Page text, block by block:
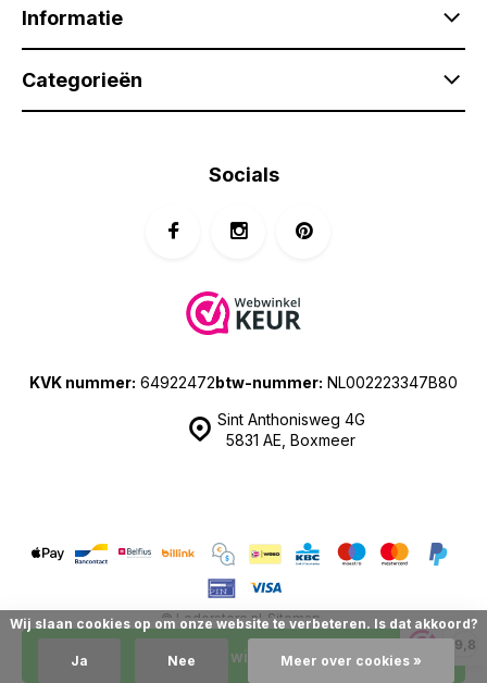
9,8
In mijn winkelwagen
Informatie
Categorieën
Sint Anthonisweg 4G
5831 AE, Boxmeer
KVK nummer: 64922472btw-nummer: NL002223347B80
Socials
© Lederstore.nl Sitemap
| Prijzen zijn inclusief 21% BTW | Merchant location: The Netherlands
Wij slaan cookies op om onze website te verbeteren. Is dat akkoord?
Ja Nee Meer over cookies »